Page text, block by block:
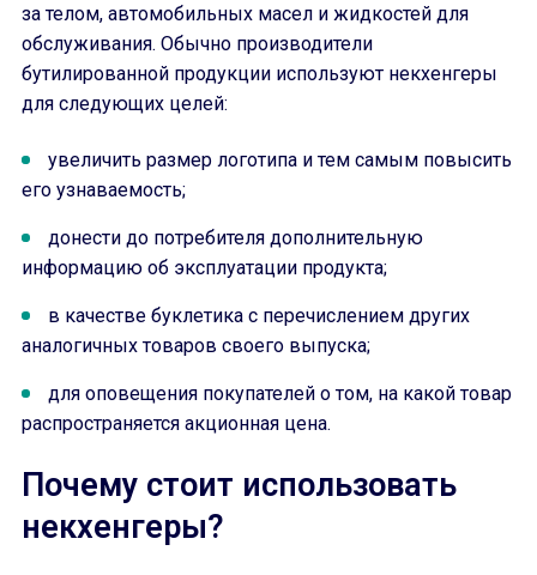
за телом, автомобильных масел и жидкостей для
обслуживания. Обычно производители
бутилированной продукции используют некхенгеры
для следующих целей:
увеличить размер логотипа и тем самым повысить
его узнаваемость;
донести до потребителя дополнительную
информацию об эксплуатации продукта;
в качестве буклетика с перечислением других
аналогичных товаров своего выпуска;
для оповещения покупателей о том, на какой товар
распространяется акционная цена.
Почему стоит использовать
некхенгеры?